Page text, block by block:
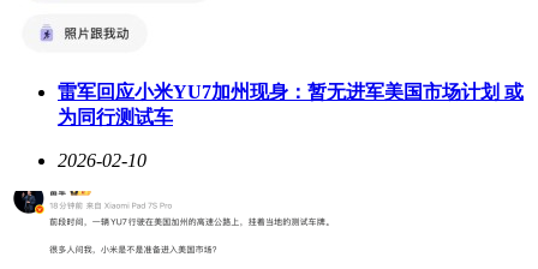
雷军回应小米YU7加州现身：暂无进军美国市场计划 或
为同行测试车
2026-02-10